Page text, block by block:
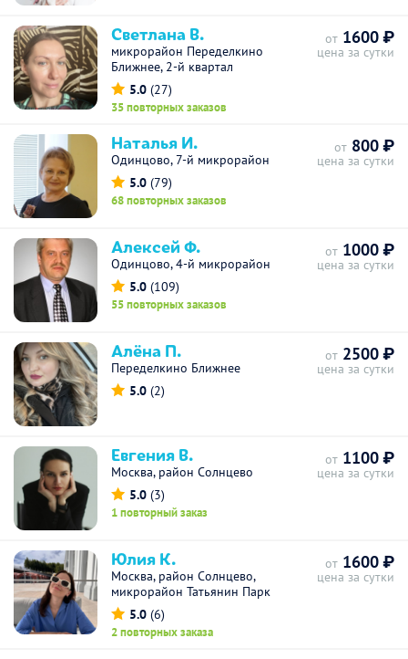
Светлана В.
микрорайон Переделкино
Ближнее, 2-й квартал
5.0 (27)
35 повторных заказов
от 1600 ₽
цена за сутки
Наталья И.
Одинцово, 7-й микрорайон
5.0 (79)
68 повторных заказов
от 800 ₽
цена за сутки
Алексей Ф.
Одинцово, 4-й микрорайон
5.0 (109)
55 повторных заказов
от 1000 ₽
цена за сутки
Алёна П.
Переделкино Ближнее
5.0 (2)
от 2500 ₽
цена за сутки
Евгения В.
Москва, район Солнцево
5.0 (3)
1 повторный заказ
от 1100 ₽
цена за сутки
Юлия К.
Москва, район Солнцево,
микрорайон Татьянин Парк
5.0 (6)
2 повторных заказа
от 1600 ₽
цена за сутки